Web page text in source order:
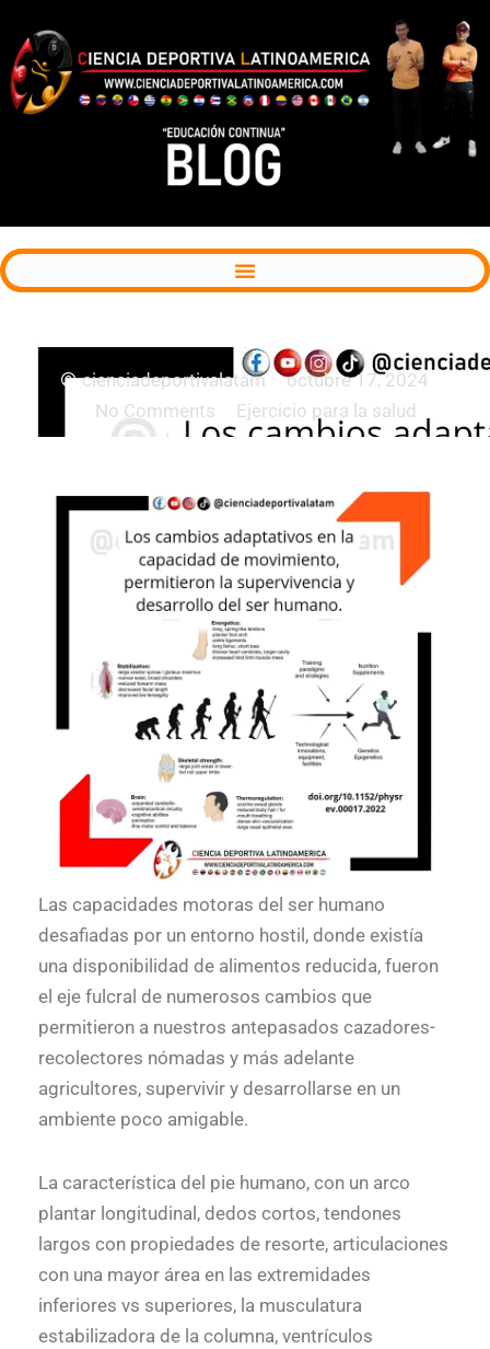
cienciadeportivalatam
octubre 17, 2024
No Comments
Ejercicio para la salud
Las capacidades motoras del ser humano
desafiadas por un entorno hostil, donde existía
una disponibilidad de alimentos reducida, fueron
el eje fulcral de numerosos cambios que
permitieron a nuestros antepasados cazadores-
recolectores nómadas y más adelante
agricultores, supervivir y desarrollarse en un
ambiente poco amigable.
La característica del pie humano, con un arco
plantar longitudinal, dedos cortos, tendones
largos con propiedades de resorte, articulaciones
con una mayor área en las extremidades
inferiores vs superiores, la musculatura
estabilizadora de la columna, ventrículos